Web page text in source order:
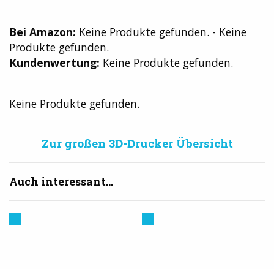
Bei Amazon: Keine Produkte gefunden. - Keine
Produkte gefunden.
Kundenwertung: Keine Produkte gefunden.
Keine Produkte gefunden.
Zur großen 3D-Drucker Übersicht
Auch interessant...